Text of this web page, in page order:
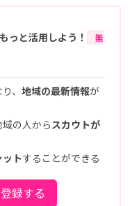
っと活用しよう！
無
、 地域の最新情報が
の人からスカウトが
トすることができる
録する